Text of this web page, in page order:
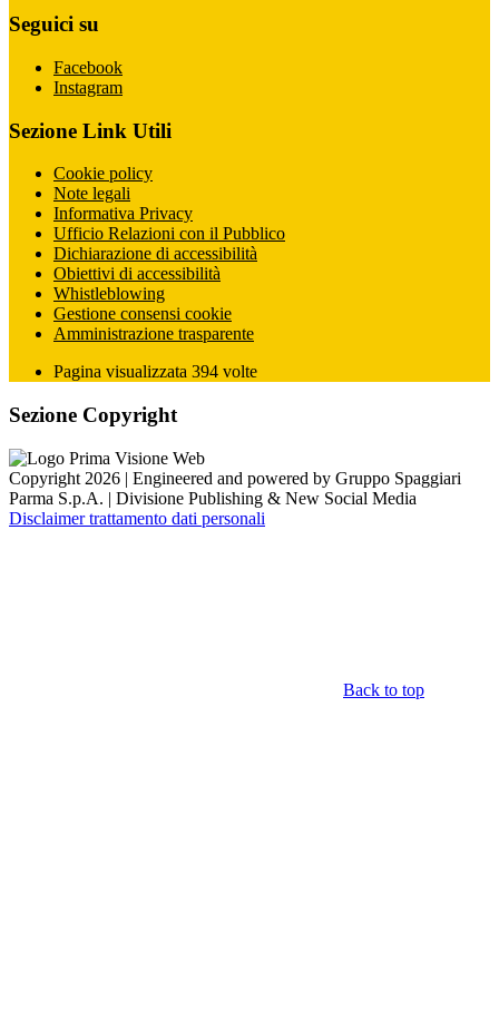
Seguici su
Facebook
Instagram
Sezione Link Utili
Cookie policy
Note legali
Informativa Privacy
Ufficio Relazioni con il Pubblico
Dichiarazione di accessibilità
Obiettivi di accessibilità
Whistleblowing
Gestione consensi cookie
Amministrazione trasparente
Pagina visualizzata 394 volte
Sezione Copyright
Copyright 2026 | Engineered and powered by Gruppo Spaggiari
Parma S.p.A. | Divisione Publishing & New Social Media
Disclaimer trattamento dati personali
Back to top